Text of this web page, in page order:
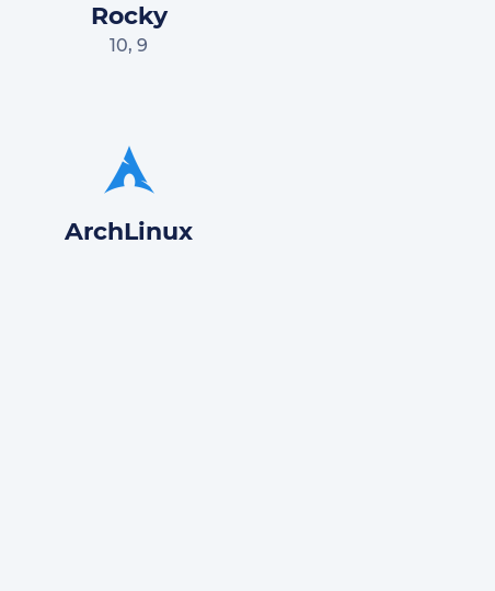
Rocky
10, 9
ArchLinux